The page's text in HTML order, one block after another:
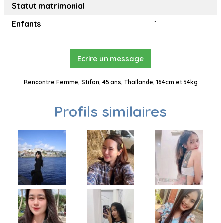
Statut matrimonial
Enfants
1
Ecrire un message
Rencontre Femme, Stifan, 45 ans, Thaïlande, 164cm et 54kg
Profils similaires